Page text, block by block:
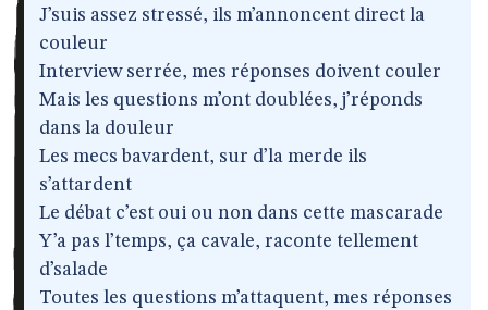
J’suis assez stressé, ils m’annoncent direct la
couleur
Interview serrée, mes réponses doivent couler
Mais les questions m’ont doublées, j’réponds
dans la douleur
Les mecs bavardent, sur d’la merde ils
s’attardent
Le débat c’est oui ou non dans cette mascarade
Y’a pas l’temps, ça cavale, raconte tellement
d’salade
Toutes les questions m’attaquent, mes réponses